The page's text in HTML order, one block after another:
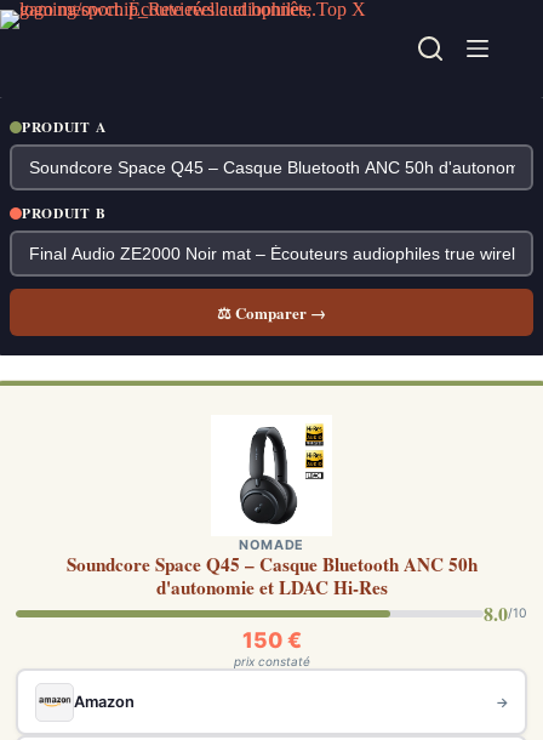
Passer
au
PRODUIT A
PRODUIT B
⚖ Comparer →
NOMADE
Soundcore Space Q45 – Casque Bluetooth ANC 50h
d'autonomie et LDAC Hi-Res
8.0/10
150 €
prix constaté
Amazon →